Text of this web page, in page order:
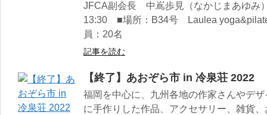
JFCA副会長 中嶌歩見（なかじまあゆみ
13:30 ■場所：B34号 Laulea
員：20名
記事を読む
【終了】あおぞら市 in 冷泉荘 2022
福岡を中心に、九州各地の作家さんやデ
に手作りした作品、アクセサリー、雑貨